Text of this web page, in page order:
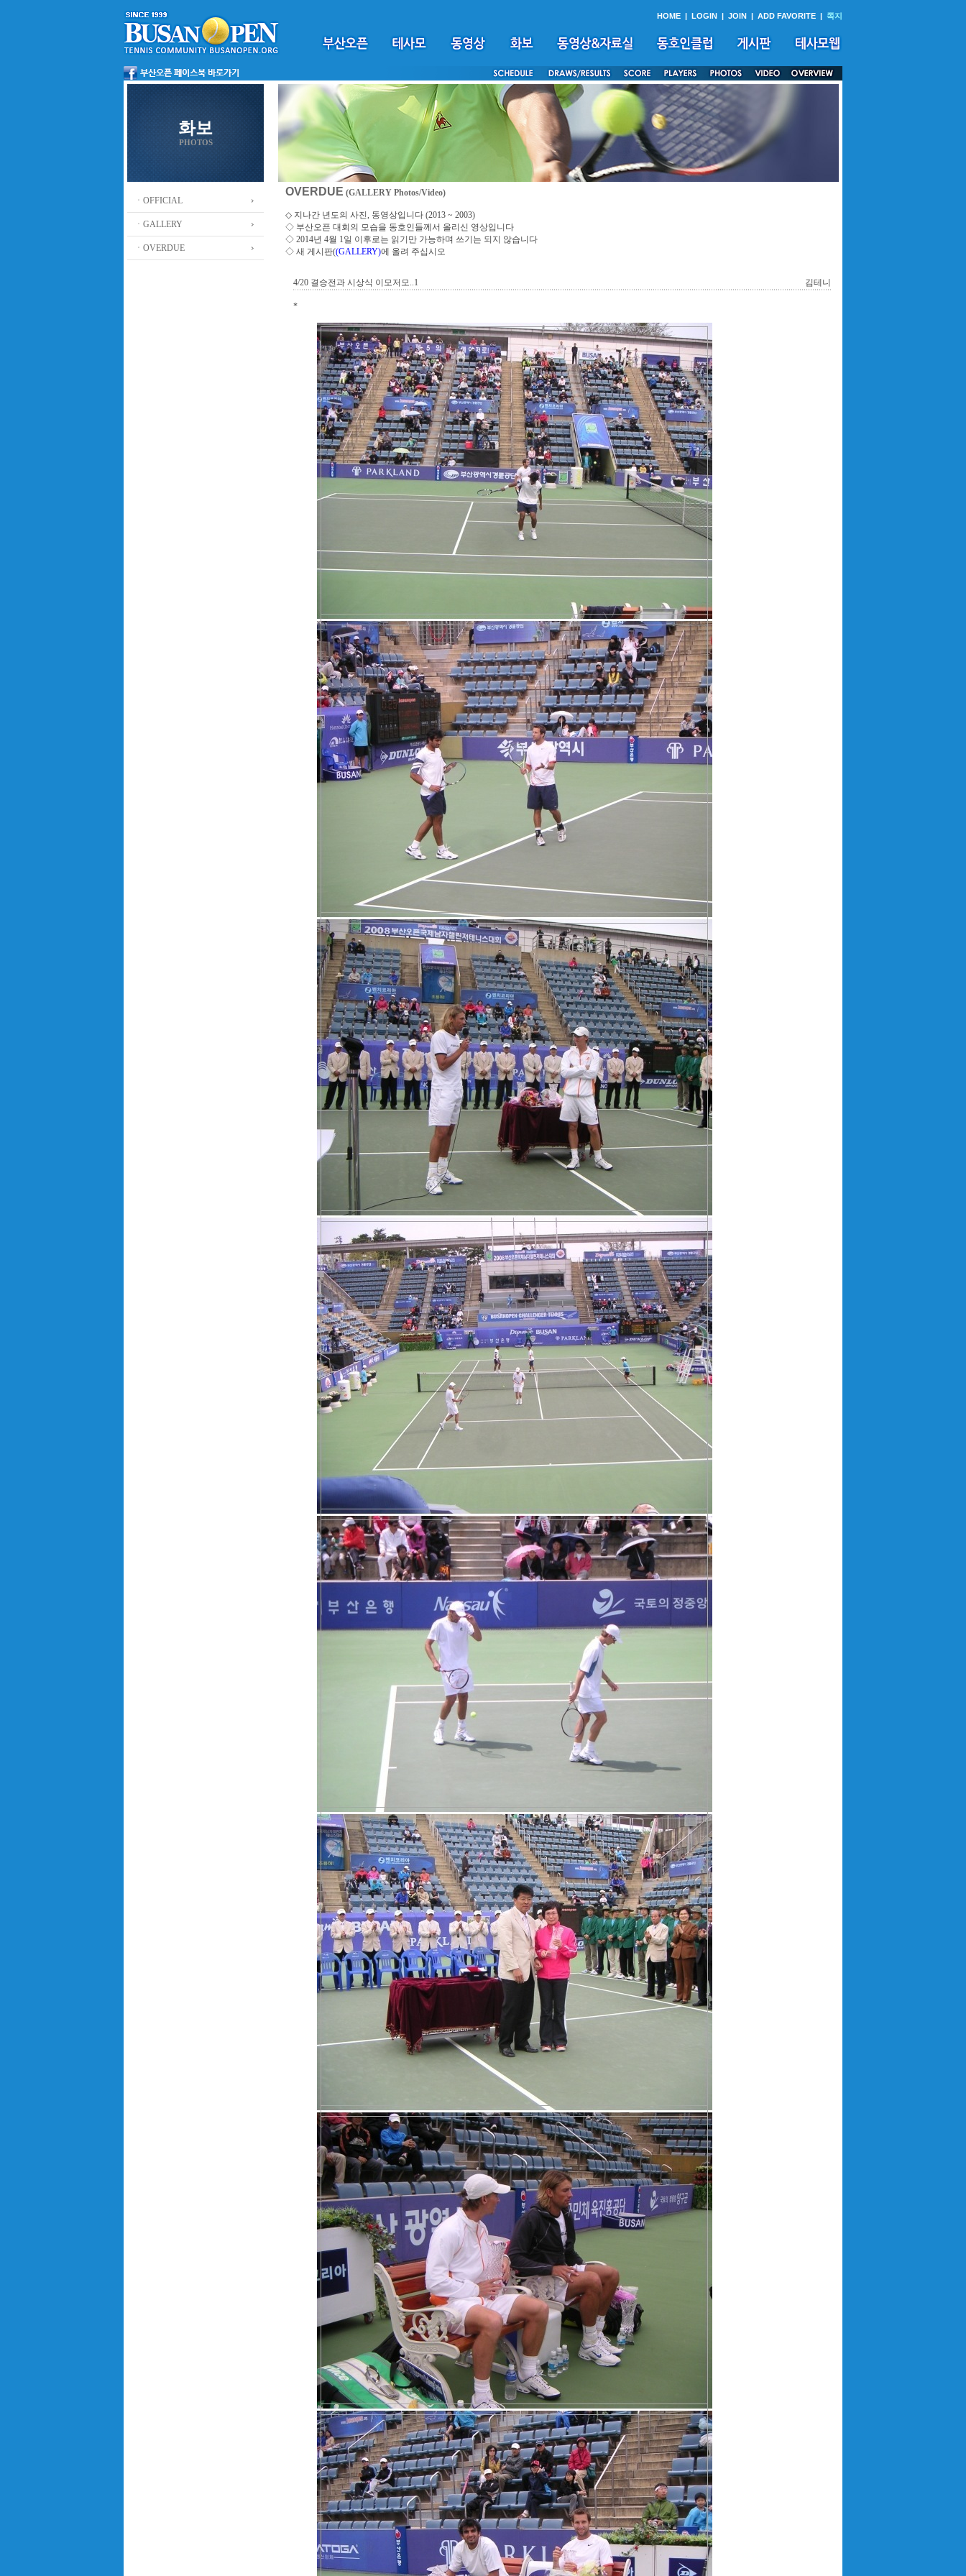
HOME | LOGIN | JOIN | ADD FAVORITE | 쪽지
화보
PHOTOS
ㆍOFFICIAL
ㆍGALLERY
ㆍOVERDUE
OVERDUE (GALLERY Photos/Video)
◇ 지나간 년도의 사진, 동영상입니다 (2013 ~ 2003)
◇ 부산오픈 대회의 모습을 동호인들께서 올리신 영상입니다
◇ 2014년 4월 1일 이후로는 읽기만 가능하며 쓰기는 되지 않습니다
◇ 새 게시판((GALLERY)에 올려 주십시오
4/20 결승전과 시상식 이모저모..1 김테니
*